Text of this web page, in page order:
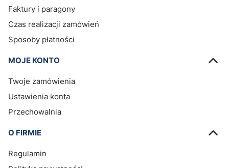
Faktury i paragony
Czas realizacji zamówień
Sposoby płatności
MOJE KONTO
Twoje zamówienia
Ustawienia konta
Przechowalnia
O FIRMIE
Regulamin